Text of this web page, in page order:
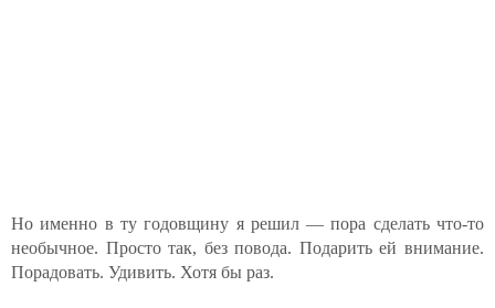
Но именно в ту годовщину я решил — пора сделать что-то
необычное. Просто так, без повода. Подарить ей внимание.
Порадовать. Удивить. Хотя бы раз.